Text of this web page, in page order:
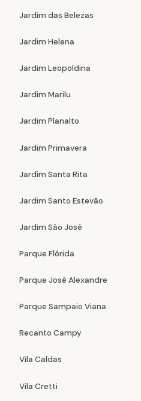
Jardim das Belezas
Jardim Helena
Jardim Leopoldina
Jardim Marilu
Jardim Planalto
Jardim Primavera
Jardim Santa Rita
Jardim Santo Estevão
Jardim São José
Parque Flórida
Parque José Alexandre
Parque Sampaio Viana
Recanto Campy
Vila Caldas
Vila Cretti